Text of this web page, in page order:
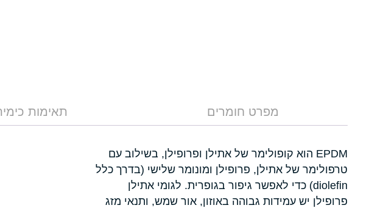
מפרט חומרים תאימות
EPDM הוא קופולימר של אתילן ופרופילן, בשילוב עם
טרפולימר של אתילן, פרופילן ומונומר שלישי (בדרך כלל
diolefin) כדי לאפשר גיפור בגופרית. לגומי אתילן
פרופילן יש עמידות גבוהה באוזון, אור שמש, ותנאי מזג